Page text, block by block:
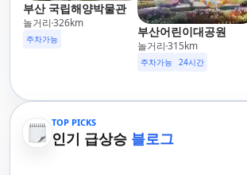
부산 국립해양박물관
놀거리 326km
주차가능 부산어린이대공원
놀거리 315km
주차가능 24시간
TOP PICKS
인기 급상승 블로그